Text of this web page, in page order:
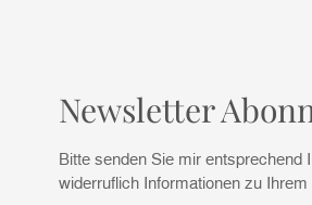
Newsletter
Bitte senden Sie mir entsprechend
widerruflich Informationen zu